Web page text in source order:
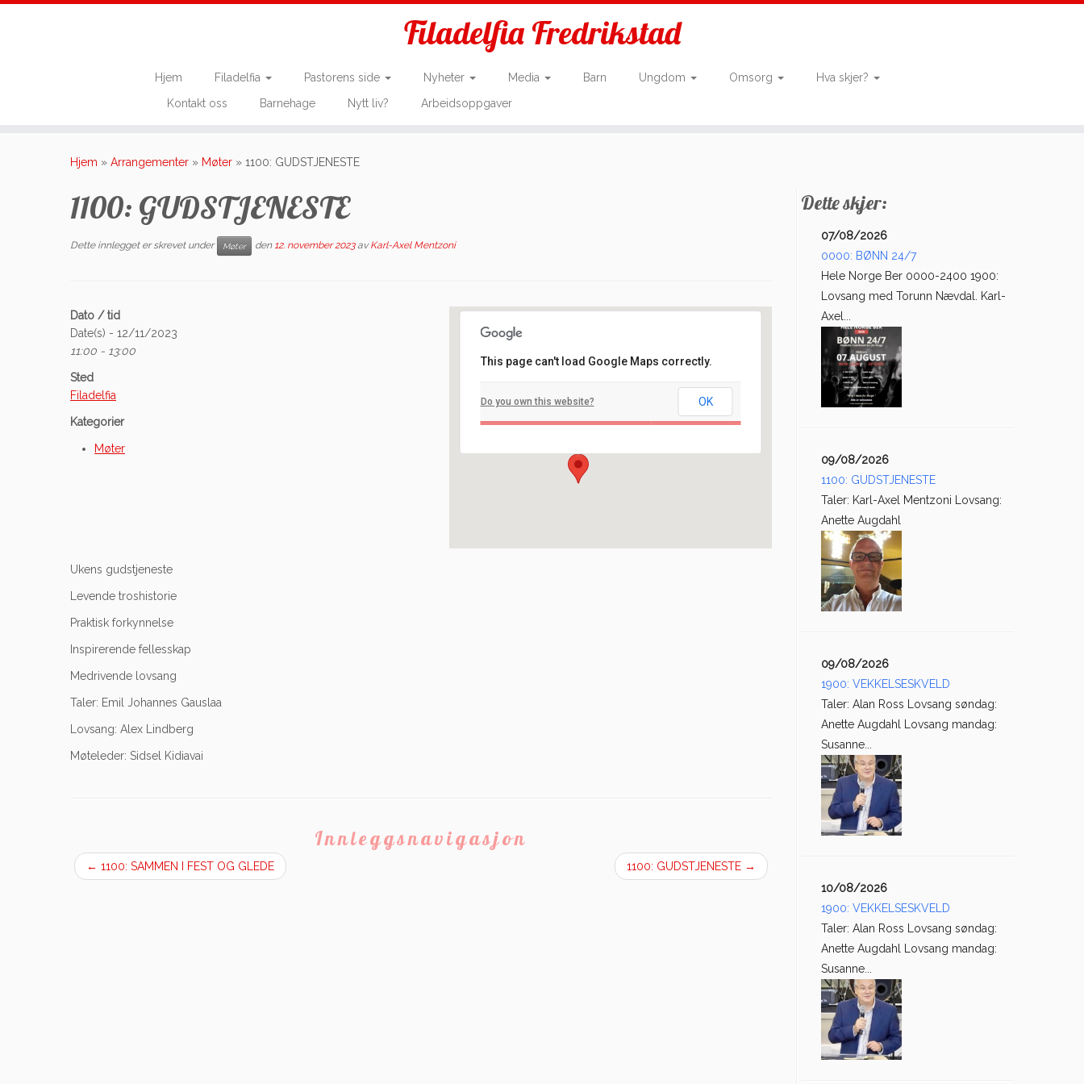
Filadelfia Fredrikstad
Hjem Filadelfia Pastorens side Nyheter Media Barn Ungdom Omsorg
Hva skjer?
Kontakt oss
Barnehage Nytt liv? Arbeidsoppgaver
Hjem » Arrangementer » Møter » 1100: GUDSTJENESTE
1100: GUDSTJENESTE
Dette innlegget er skrevet under Møter den 12. november 2023 avKarl-Axel Mentzoni
Arrangement
This page can't load Google Maps correctly.
Do you own this website? OK
Dato / tid
Date(s) - 12/11/2023
11:00 - 13:00
Sted
Filadelfia
Kategorier
Møter
Ukens gudstjeneste
Levende troshistorie
Praktisk forkynnelse
Inspirerende fellesskap
Medrivende lovsang
Taler: Emil Johannes Gauslaa
Lovsang: Alex Lindberg
Møteleder: Sidsel Kidiavai
Innleggsnavigasjon
← 1100: SAMMEN I FEST OG GLEDE 1100: GUDSTJENESTE →
Dette skjer:
07/08/2026
0000: BØNN 24/7
Hele Norge Ber 0000-2400 1900:
Lovsang med Torunn Nævdal. Karl-
Axel...
09/08/2026
1100: GUDSTJENESTE
Taler: Karl-Axel Mentzoni Lovsang:
Anette Augdahl
09/08/2026
1900: VEKKELSESKVELD
Taler: Alan Ross Lovsang søndag:
Anette Augdahl Lovsang mandag:
Susanne...
10/08/2026
1900: VEKKELSESKVELD
Taler: Alan Ross Lovsang søndag:
Anette Augdahl Lovsang mandag:
Susanne...